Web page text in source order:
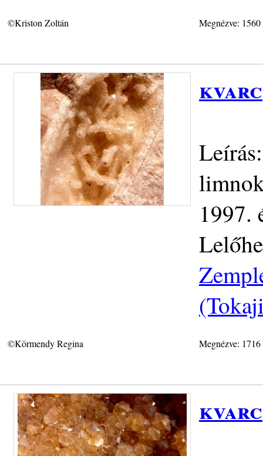
©Kriston Zoltán Megnézve:
kvarc
1997.
©Körmendy Regina Megnézve:
kvarc